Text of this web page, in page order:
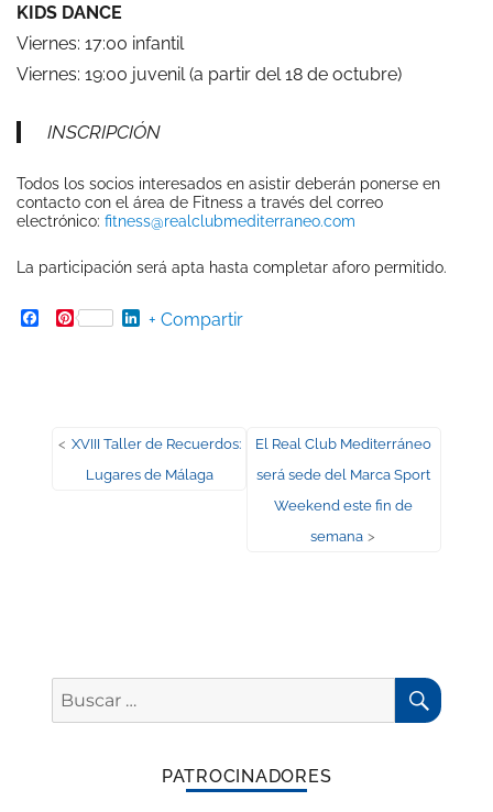
KIDS DANCE
Viernes: 17:00 infantil
Viernes: 19:00 juvenil (a partir del 18 de octubre)
INSCRIPCIÓN
Todos los socios interesados en asistir deberán ponerse en
contacto con el área de Fitness a través del correo
electrónico: fitness@realclubmediterraneo.com
La participación será apta hasta completar aforo permitido.
Facebook
Pinterest LinkedIn
+ Compartir
Navegación
de
< Entrada
anterior:
XVIII Taller de Recuerdos:
Lugares de Málaga
Entrada
siguiente:
El Real Club Mediterráneo
será sede del Marca Sport
Weekend este fin de
semana >
Buscar
por:
PATROCINADORES